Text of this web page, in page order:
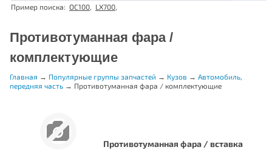
Пример поиска: OC100, LX700,
Противотуманная фара /
комплектующие
Главная → Популярные группы запчастей → Кузов → Автомобиль,
передняя часть → Противотуманная фара / комплектующие
Противотуманная фара / вставка